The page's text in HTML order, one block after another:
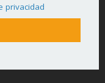
privacidad